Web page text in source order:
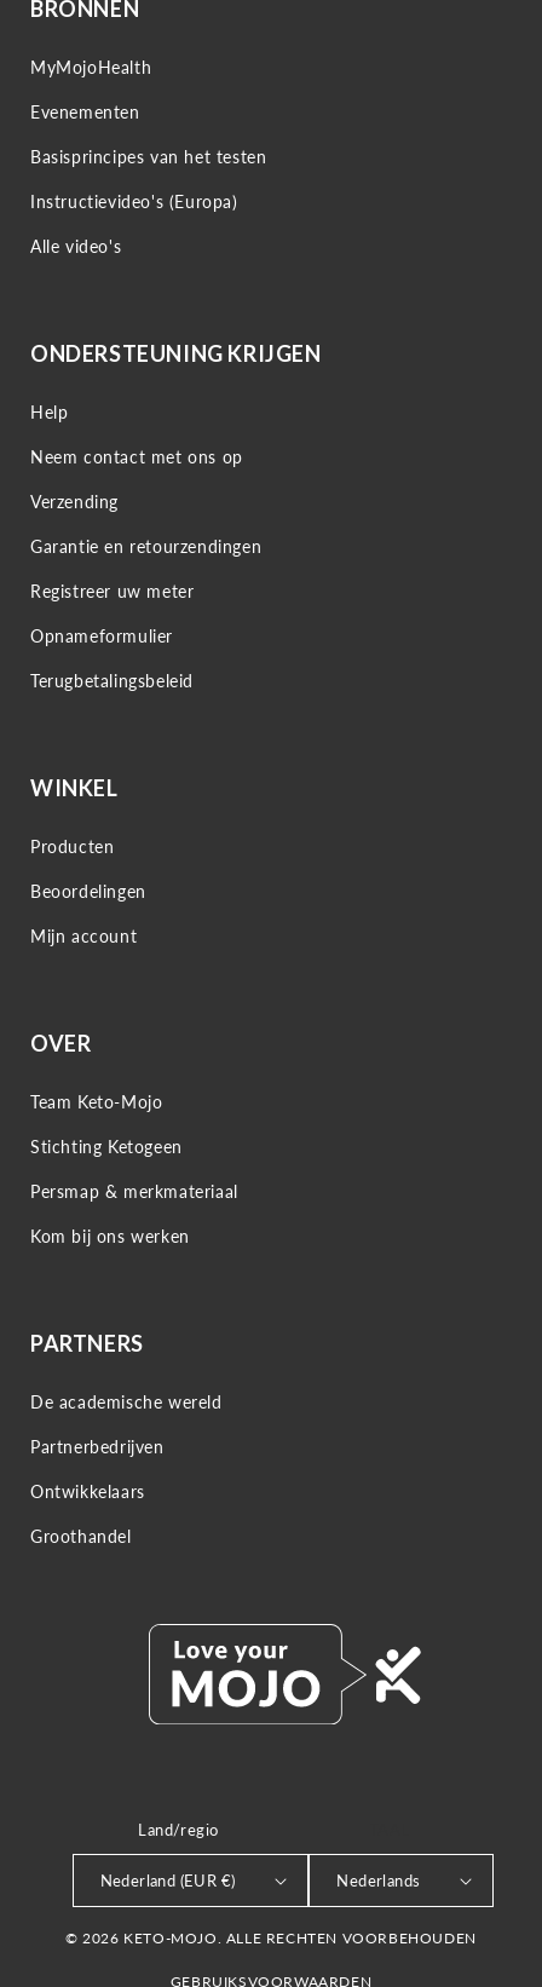
BRONNEN
MyMojoHealth
Evenementen
Basisprincipes van het testen
Instructievideo's (Europa)
Alle video's
ONDERSTEUNING KRIJGEN
Help
Neem contact met ons op
Verzending
Garantie en retourzendingen
Registreer uw meter
Opnameformulier
Terugbetalingsbeleid
WINKEL
Producten
Beoordelingen
Mijn account
OVER
Team Keto-Mojo
Stichting Ketogeen
Persmap & merkmateriaal
Kom bij ons werken
PARTNERS
De academische wereld
Partnerbedrijven
Ontwikkelaars
Groothandel
Land/regio
Nederland (EUR €) Nederlands
© 2026 KETO-MOJO. ALLE RECHTEN VOORBEHOUDEN
GEBRUIKSVOORWAARDEN